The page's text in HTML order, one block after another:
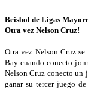
Beisbol de Ligas
Otra vez Nelson Cruz!
Otra vez Nelson Cruz
Bay cuando conecto
Nelson Cruz conecto un
ganar su tercer juego